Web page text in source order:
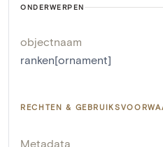
ONDERWERPEN
objectnaam
ranken[ornament]
RECHTEN &
Metadata